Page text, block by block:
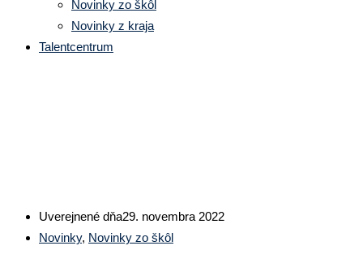
Novinky zo škôl
Novinky z kraja
Talentcentrum
Uverejnené dňa29. novembra 2022
Novinky, Novinky zo škôl